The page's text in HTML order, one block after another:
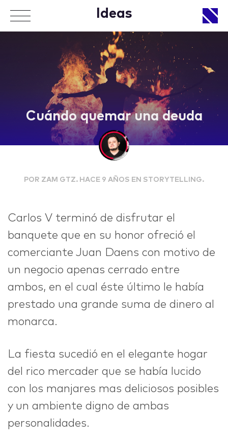
Ideas
Cuándo quemar una deuda
POR ZAM GTZ. HACE 9 AÑOS EN STORYTELLING.
Carlos V terminó de disfrutar el
banquete que en su honor ofreció el
comerciante Juan Daens con motivo de
un negocio apenas cerrado entre
ambos, en el cual éste último le había
prestado una grande suma de dinero al
monarca.
La fiesta sucedió en el elegante hogar
del rico mercader que se había lucido
con los manjares mas deliciosos posibles
y un ambiente digno de ambas
personalidades.
APPROACH
WORKS
IDEAS
ABOUT
CONTACT